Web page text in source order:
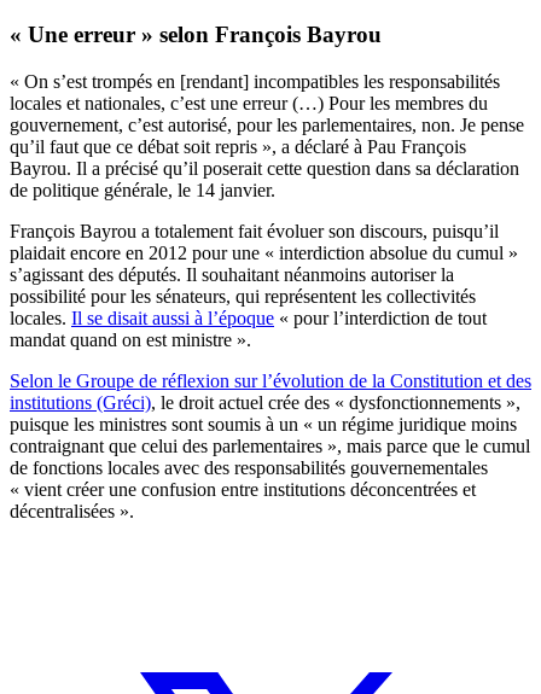
« Une erreur » selon François Bayrou
« On s’est trompés en [rendant] incompatibles les responsabilités
locales et nationales, c’est une erreur (…) Pour les membres du
gouvernement, c’est autorisé, pour les parlementaires, non. Je pense
qu’il faut que ce débat soit repris », a déclaré à Pau François
Bayrou. Il a précisé qu’il poserait cette question dans sa déclaration
de politique générale, le 14 janvier.
François Bayrou a totalement fait évoluer son discours, puisqu’il
plaidait encore en 2012 pour une « interdiction absolue du cumul »
s’agissant des députés. Il souhaitant néanmoins autoriser la
possibilité pour les sénateurs, qui représentent les collectivités
locales. Il se disait aussi à l’époque « pour l’interdiction de tout
mandat quand on est ministre ».
Selon le Groupe de réflexion sur l’évolution de la Constitution et des
institutions (Gréci), le droit actuel crée des « dysfonctionnements »,
puisque les ministres sont soumis à un « un régime juridique moins
contraignant que celui des parlementaires », mais parce que le cumul
de fonctions locales avec des responsabilités gouvernementales
« vient créer une confusion entre institutions déconcentrées et
décentralisées ».